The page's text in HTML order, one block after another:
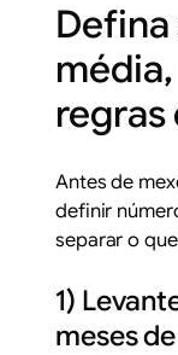
Defina
regras
Antes de
definir
separar o
1)
meses